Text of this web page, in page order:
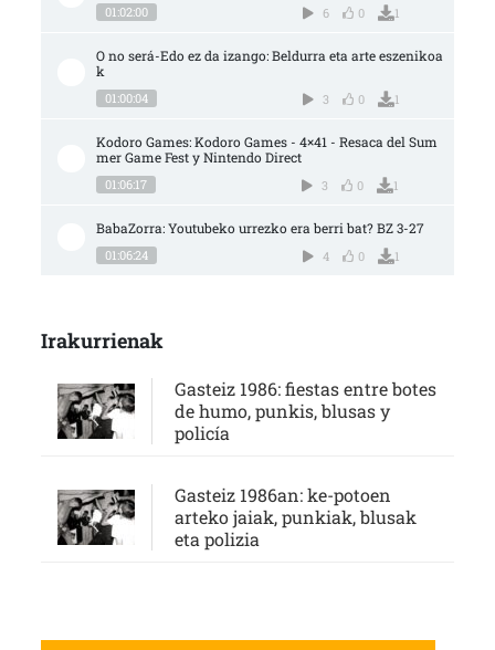
01:02:00 6 0 1
O no será-Edo ez da izango: Beldurra eta arte eszenikoa
k
01:00:04 3 0 1
Kodoro Games: Kodoro Games - 4×41 - Resaca del Sum
mer Game Fest y Nintendo Direct
01:06:17 3 0 1
BabaZorra: Youtubeko urrezko era berri bat? BZ 3-27
01:06:24 4 0 1
Irakurrienak
Gasteiz 1986: fiestas entre botes
de humo, punkis, blusas y
policía
Gasteiz 1986an: ke-potoen
arteko jaiak, punkiak, blusak
eta polizia